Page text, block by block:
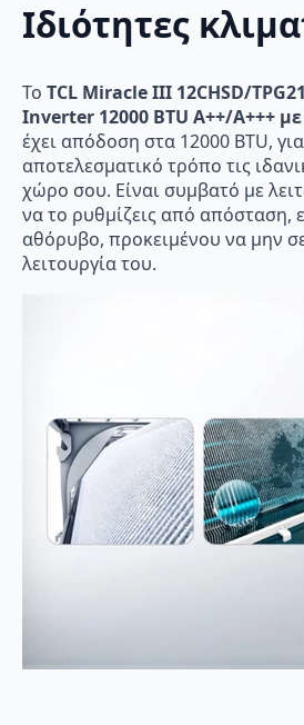
Ιδιότητες
Το TCL Miracle III 12CHSD/
Inverter 12000 BTU A++/A+++
έχει απόδοση στα 12000 BTU,
αποτελεσματικό τρόπο τις
χώρο σου. Είναι συμβατό με
να το ρυθμίζεις από απόσταση,
αθόρυβο, προκειμένου να μην
λειτουργία του.